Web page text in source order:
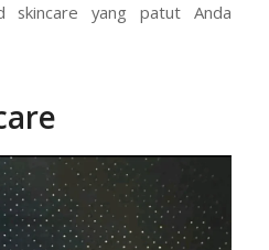
skincare yang patut Anda